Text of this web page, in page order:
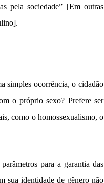
pela sociedade” [Em outras
simples ocorrência, o cidadão
o próprio sexo? Prefere ser
como o homossexualismo, o
para a garantia das
sua identidade de gênero não